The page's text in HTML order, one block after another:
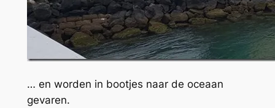
… en worden in bootjes naar de oceaan
gevaren.